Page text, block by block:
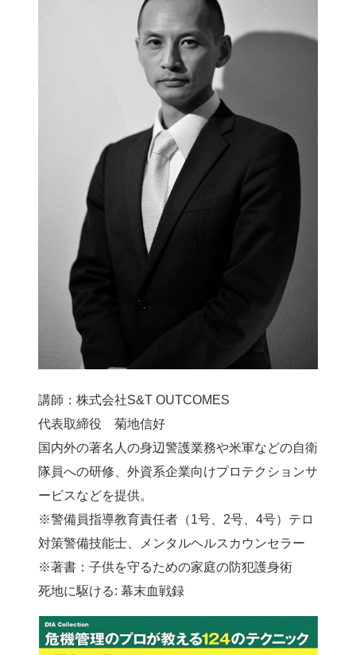
講師：株式会社S&T OUTCOMES
代表取締役 菊地信好
国内外の著名人の身辺警護業務や米軍などの自衛
隊員への研修、外資系企業向けプロテクションサ
ービスなどを提供。
※警備員指導教育責任者（1号、2号、4号）テロ
対策警備技能士、メンタルヘルスカウンセラー
※著書：子供を守るための家庭の防犯護身術
死地に駆ける: 幕末血戦録